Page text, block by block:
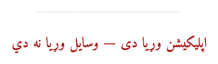
اپلیکیشن وړیا دی — وسایل وړیا نه دي